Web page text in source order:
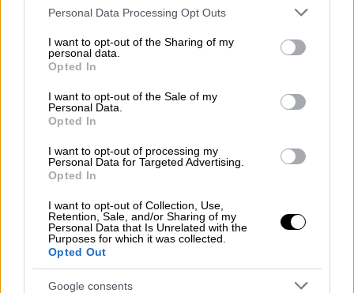
Please note that this website/app uses one or more Google
not limited to your visit or usage behaviour. You may click to
grant or deny consent to Google and its third-party tags to
use your data for below specified purposes in below Google
consent section.
Personal Data Processing Opt Outs
I want to opt-out of the Sharing of my
personal data.
Opted In
I want to opt-out of the Sale of my
Personal Data.
Opted In
I want to opt-out of processing my
Personal Data for Targeted Advertising.
Opted In
I want to opt-out of Collection, Use,
Retention, Sale, and/or Sharing of my
Personal Data that Is Unrelated with the
Purposes for which it was collected.
Opted Out
Google consents
Διαβάστε επίσης:Εμβολιασμοί: Από 21
Μαΐου ραντεβού με όλα τα εμβόλια για
ηλικίες 40-44 ετών
Σύμφωνα με την μελέτη οι χαρακτηριστικές
ακίδες πρωτεΐνης του SARS-CoV-2 όχι μόνο
ξενιστές, αλλά παίζουν επίσης βασικό ρόλο
στην ίδια την ασθένεια. Αυτό θα μπορούσε
να εξηγήσει γιατί μερικοί άνθρωποι
παθαίνουν εγκεφαλικά επεισόδια και γιατί
άλλοι άνθρωποι έχουν προβλήματα σε άλλα
μέρη του σώματος. Αυτό όμως που έχουν
κοινό είναι ότι όλα έχουν αγγειακή βάση.